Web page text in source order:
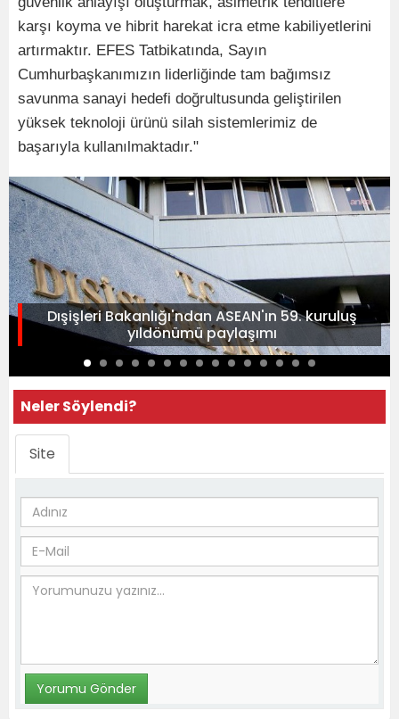
karşı koyma ve hibrit harekat icra etme kabiliyetlerini
artırmaktır. EFES Tatbikatında, Sayın
Cumhurbaşkanımızın liderliğinde tam bağımsız
savunma sanayi hedefi doğrultusunda geliştirilen
yüksek teknoloji ürünü silah sistemlerimiz de
başarıyla kullanılmaktadır."
Dışişleri Bakanlığı'ndan ASEAN'ın 59. kuruluş
yıldönümü paylaşımı
Neler Söylendi?
Site